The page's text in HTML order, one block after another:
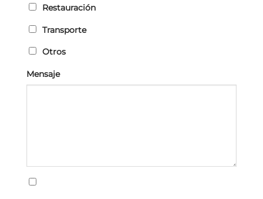
Restauración
Transporte
Otros
Mensaje